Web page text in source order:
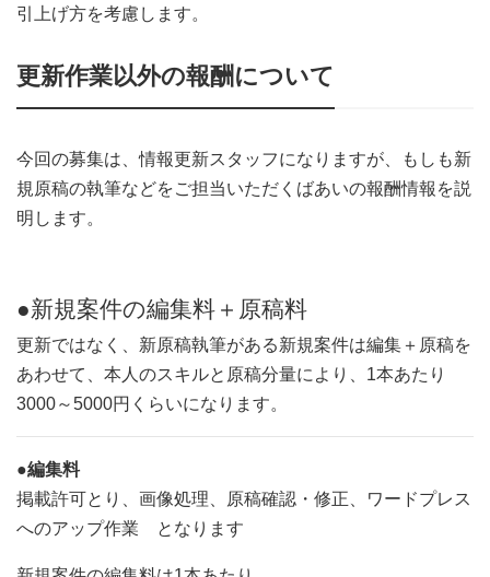
引上げ方を考慮します。
更新作業以外の報酬について
今回の募集は、情報更新スタッフになりますが、もしも新
規原稿の執筆などをご担当いただくばあいの報酬情報を説
明します。
●新規案件の編集料＋原稿料
更新ではなく、新原稿執筆がある新規案件は編集＋原稿を
あわせて、本人のスキルと原稿分量により、1本あたり
3000～5000円くらいになります。
●編集料
掲載許可とり、画像処理、原稿確認・修正、ワードプレス
へのアップ作業 となります